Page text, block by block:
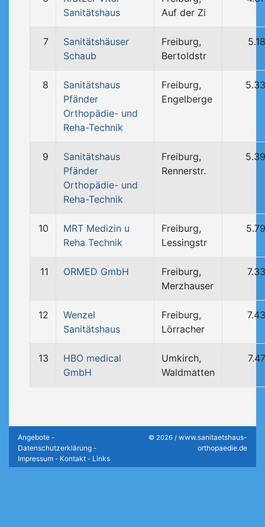
Sanitätshaus
Auf der Zi
7
Sanitätshäuser
Schaub
Freiburg,
Bertoldstr
8
Sanitätshaus
Pfänder
Orthopädie- und
Reha-Technik
Freiburg,
Engelberge
9
Sanitätshaus
Pfänder
Orthopädie- und
Reha-Technik
Freiburg,
Rennerstr.
10
MRT Medizin u
Reha Technik
Freiburg,
Lessingstr
11 ORMED GmbH
Freiburg,
Merzhauser
12
Wenzel
Sanitätshaus
Freiburg,
Lörracher
13
HBO medical
GmbH
Umkirch,
Waldmatten
Angebote -
Datenschutzerklärung -
Impressum - Kontakt - Links
© 2026 / www.sanitaetshaus-
orthopaedie.de